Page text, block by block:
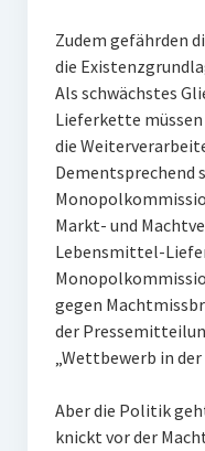
Zudem gefährden
die
Als schwächstes
Lieferkette müssen
die
Dementsprechend
Markt- und
Lebensmittel-
gegen
der
„Wettbewerb in
Aber die Politik
knickt vor der